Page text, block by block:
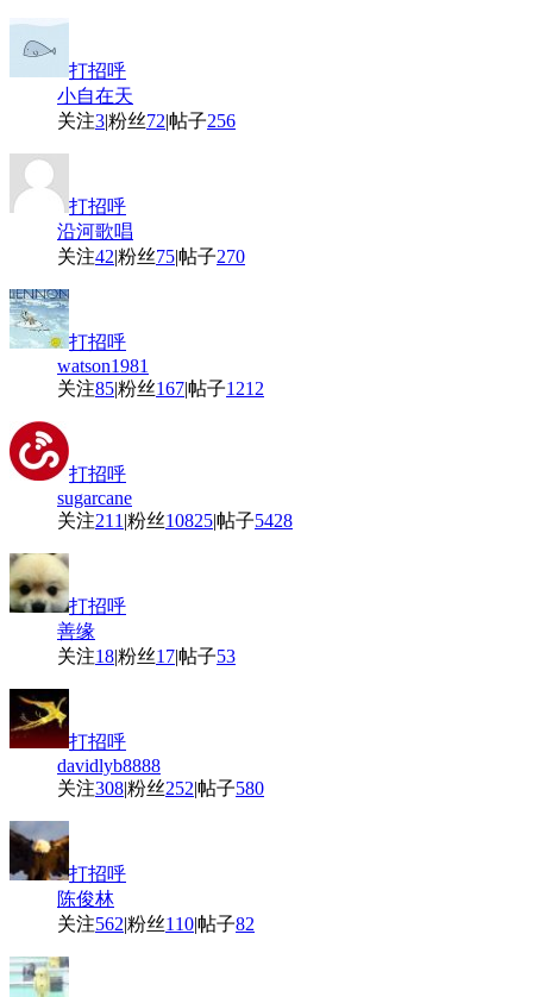
打招呼
小自在天
关注3|粉丝72|帖子256
打招呼
沿河歌唱
关注42|粉丝75|帖子270
打招呼
watson1981
关注85|粉丝167|帖子1212
打招呼
sugarcane
关注211 |粉丝10825|帖子5428
打招呼
善缘
关注18|粉丝17|帖子53
打招呼
davidlyb8888
关注308|粉丝252|帖子580
打招呼
陈俊林
关注562|粉丝110|帖子82